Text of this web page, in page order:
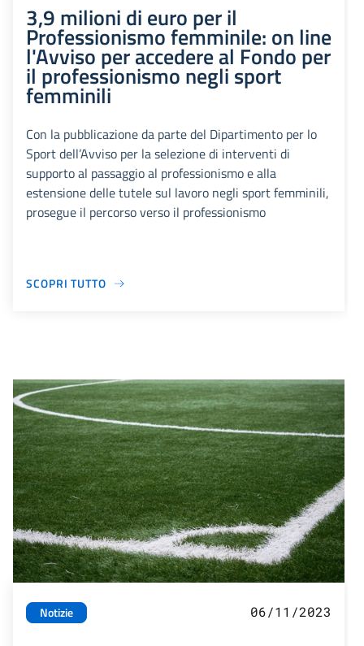
3,9 milioni di euro per il
Professionismo femminile: on line
l'Avviso per accedere al Fondo per
il professionismo negli sport
femminili
Con la pubblicazione da parte del Dipartimento per lo
Sport dell’Avviso per la selezione di interventi di
supporto al passaggio al professionismo e alla
estensione delle tutele sul lavoro negli sport femminili,
prosegue il percorso verso il professionismo
SCOPRI TUTTO
Notizie 06/11/2023